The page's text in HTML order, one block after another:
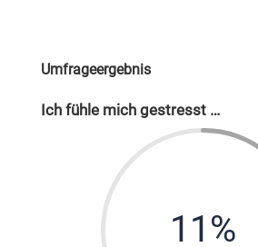
Umfrageergebnis
Ich fühle mich gestresst …
11%